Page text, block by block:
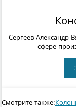
Сергеев Александр
сфере
Смотрите также: